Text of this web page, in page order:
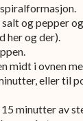
og pepper
her og der).
i ovnen
eller til
minutter av